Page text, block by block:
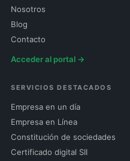
Nosotros
Blog
Contacto
Acceder al portal →
SERVICIOS DESTACADOS
Empresa en un día
Empresa en Línea
Constitución de sociedades
Certificado digital SII